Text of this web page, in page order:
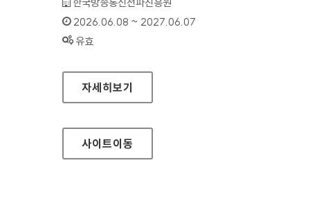
인증기간 :
2026.06.08 ~ 2027.06.07
상태 :
유효
이음5G지원포털
자세히보기
사이트이동